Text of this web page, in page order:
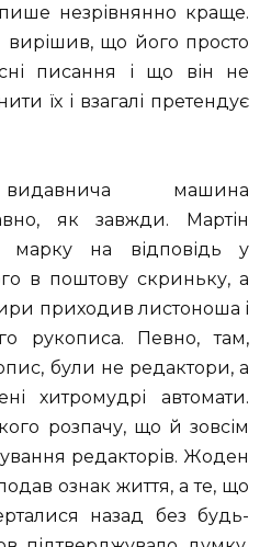
незрівнянно краще.
вирішив, що його просто
писання і що він не
їх і взагалі претендує
машина
як завжди. Мартін
марку на відповідь у
в поштову скриньку, а
приходив листоноша і
рукописа. Певно, там,
були не редактори, а
хитромудрі автомати.
розпачу, що й зовсім
редакторів. Жоден
ознак життя, а те, що
назад без будь-